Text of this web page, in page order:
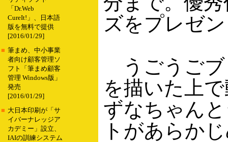
「Dr.Web
CureIt!」、日本語
版を無料で提供
[2016/01/29]
■ 筆まめ、中小事業
者向け顧客管理ソ
フト「筆まめ顧客
管理 Windows版」
発売
[2016/01/29]
■ 大日本印刷が「サ
イバーナレッジア
カデミー」設立、
IAIの訓練システム
ズをプレゼ
うごうごブ
を描いた上
ずなちゃん
トがあらか